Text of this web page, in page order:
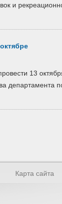
и
13
департамента
Карта сайта